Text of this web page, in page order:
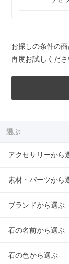
お探しの条件の
再度お試しくださ
選ぶ
アクセサリーから
素材・パーツから
ブランドから選ぶ
石の名前から選ぶ
石の色から選ぶ